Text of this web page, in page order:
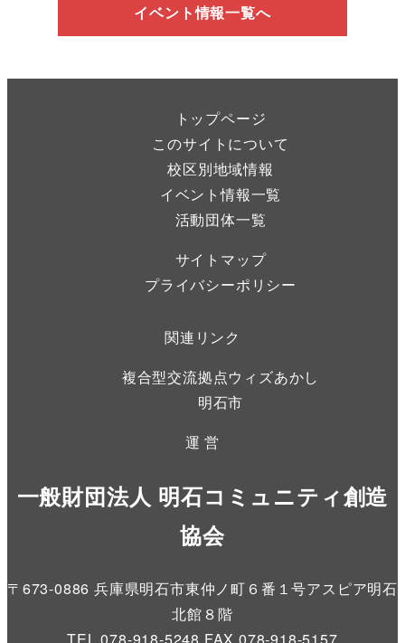
イベント情報一覧へ
トップページ
このサイトについて
校区別地域情報
イベント情報一覧
活動団体一覧
サイトマップ
プライバシーポリシー
関連リンク
複合型交流拠点ウィズあかし
明石市
運 営
一般財団法人 明石コミュニティ創造
協会
〒673-0886 兵庫県明石市東仲ノ町６番１号アスピア明石
北館８階
TEL.078-918-5248 FAX.078-918-5157